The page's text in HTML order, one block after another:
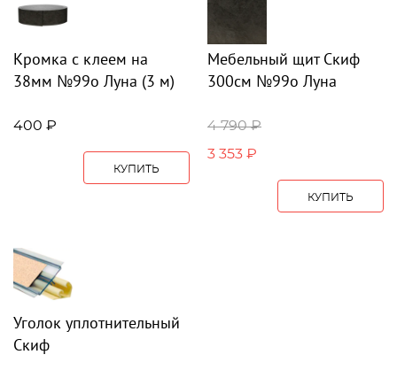
Кромка с клеем на
38мм №99о Луна (3 м)
400 ₽
КУПИТЬ
Мебельный щит Скиф
300см №99о Луна
4 790 ₽
3 353 ₽
КУПИТЬ
Уголок уплотнительный
Скиф